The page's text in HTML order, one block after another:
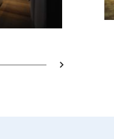
shop
Chocolate by
3 - The
Slide 4 - Piled
Slide 5 -
Avançar